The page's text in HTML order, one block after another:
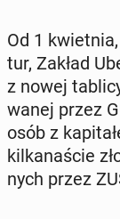
Od 1
tur, Zakład
z nowej
wa­nej przez
osób z
kil­ka­na­ście
nych przez